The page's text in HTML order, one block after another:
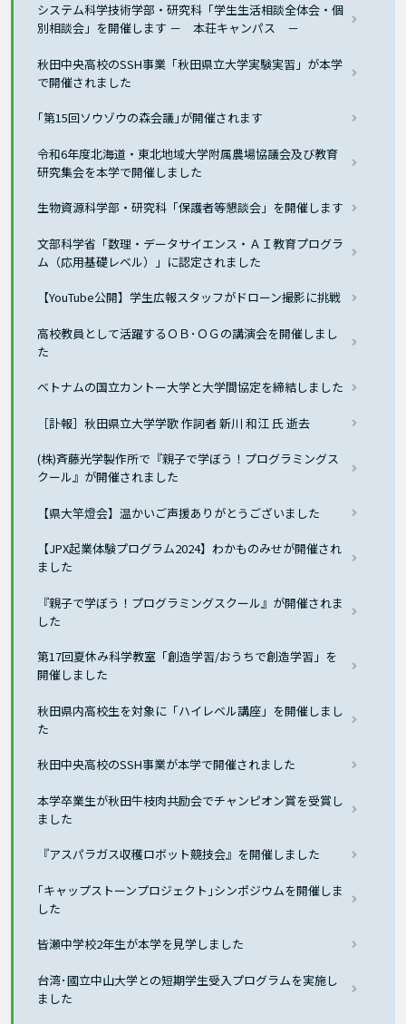
システム科学技術学部・研究科「学生生活相談全体会・個
別相談会」を開催します － 本荘キャンパス －
秋田中央高校のSSH事業「秋田県立大学実験実習」が本学
で開催されました
｢第15回ソウゾウの森会議｣が開催されます
令和6年度北海道・東北地域大学附属農場協議会及び教育
研究集会を本学で開催しました
生物資源科学部・研究科「保護者等懇談会」を開催します
文部科学省「数理・データサイエンス・ＡＩ教育プログラ
ム（応用基礎レベル）」に認定されました
【YouTube公開】学生広報スタッフがドローン撮影に挑戦
高校教員として活躍するＯＢ･ＯＧの講演会を開催しまし
た
ベトナムの国立カントー大学と大学間協定を締結しました
［訃報］秋田県立大学学歌 作詞者 新川 和江 氏 逝去
(株)斉藤光学製作所で『親子で学ぼう！プログラミングス
クール』が開催されました
【県大竿燈会】温かいご声援ありがとうございました
【JPX起業体験プログラム2024】わかものみせが開催され
ました
『親子で学ぼう！プログラミングスクール』が開催されま
した
第17回夏休み科学教室「創造学習/おうちで創造学習」を
開催しました
秋田県内高校生を対象に「ハイレベル講座」を開催しまし
た
秋田中央高校のSSH事業が本学で開催されました
本学卒業生が秋田牛枝肉共励会でチャンピオン賞を受賞し
ました
『アスパラガス収穫ロボット競技会』を開催しました
｢キャップストーンプロジェクト｣シンポジウムを開催しま
した
皆瀬中学校2年生が本学を見学しました
台湾･國立中山大学との短期学生受入プログラムを実施し
ました